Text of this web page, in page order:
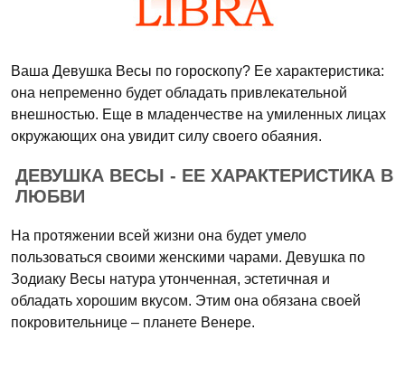
Ваша Девушка Весы по гороскопу? Ее характеристика:
она непременно будет обладать привлекательной
внешностью. Еще в младенчестве на умиленных лицах
окружающих она увидит силу своего обаяния.
ДЕВУШКА ВЕСЫ - ЕЕ ХАРАКТЕРИСТИКА В
ЛЮБВИ
На протяжении всей жизни она будет умело
пользоваться своими женскими чарами. Девушка по
Зодиаку Весы натура утонченная, эстетичная и
обладать хорошим вкусом. Этим она обязана своей
покровительнице – планете Венере.